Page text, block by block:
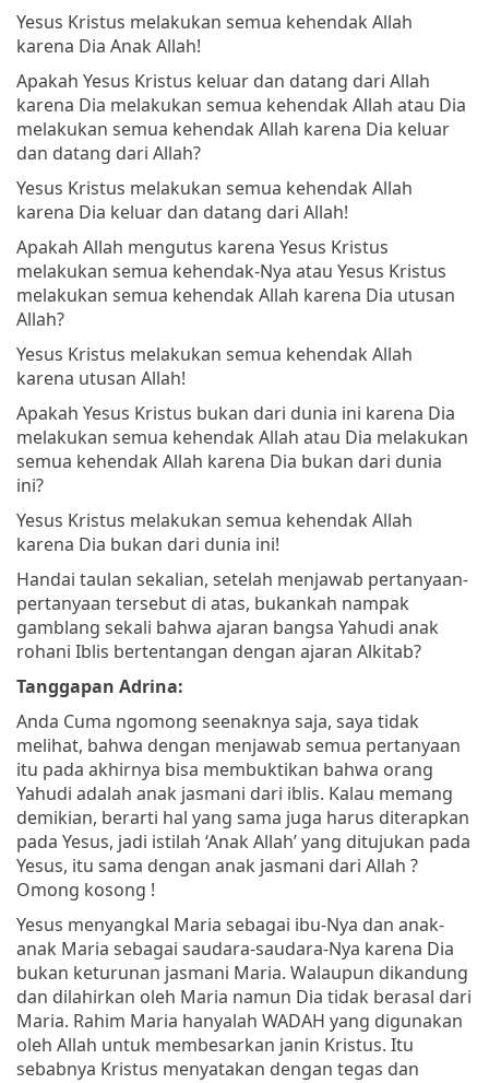
Yesus Kristus melakukan semua kehendak Allah
karena Dia Anak Allah!
Apakah Yesus Kristus keluar dan datang dari Allah
karena Dia melakukan semua kehendak Allah atau Dia
melakukan semua kehendak Allah karena Dia keluar
dan datang dari Allah?
Yesus Kristus melakukan semua kehendak Allah
karena Dia keluar dan datang dari Allah!
Apakah Allah mengutus karena Yesus Kristus
melakukan semua kehendak-Nya atau Yesus Kristus
melakukan semua kehendak Allah karena Dia utusan
Allah?
Yesus Kristus melakukan semua kehendak Allah
karena utusan Allah!
Apakah Yesus Kristus bukan dari dunia ini karena Dia
melakukan semua kehendak Allah atau Dia melakukan
semua kehendak Allah karena Dia bukan dari dunia
ini?
Yesus Kristus melakukan semua kehendak Allah
karena Dia bukan dari dunia ini!
Handai taulan sekalian, setelah menjawab pertanyaan-
pertanyaan tersebut di atas, bukankah nampak
gamblang sekali bahwa ajaran bangsa Yahudi anak
rohani Iblis bertentangan dengan ajaran Alkitab?
Tanggapan Adrina:
Anda Cuma ngomong seenaknya saja, saya tidak
melihat, bahwa dengan menjawab semua pertanyaan
itu pada akhirnya bisa membuktikan bahwa orang
Yahudi adalah anak jasmani dari iblis. Kalau memang
demikian, berarti hal yang sama juga harus diterapkan
pada Yesus, jadi istilah ‘Anak Allah’ yang ditujukan pada
Yesus, itu sama dengan anak jasmani dari Allah ?
Omong kosong !
Yesus menyangkal Maria sebagai ibu-Nya dan anak-
anak Maria sebagai saudara-saudara-Nya karena Dia
bukan keturunan jasmani Maria. Walaupun dikandung
dan dilahirkan oleh Maria namun Dia tidak berasal dari
Maria. Rahim Maria hanyalah WADAH yang digunakan
oleh Allah untuk membesarkan janin Kristus. Itu
sebabnya Kristus menyatakan dengan tegas dan